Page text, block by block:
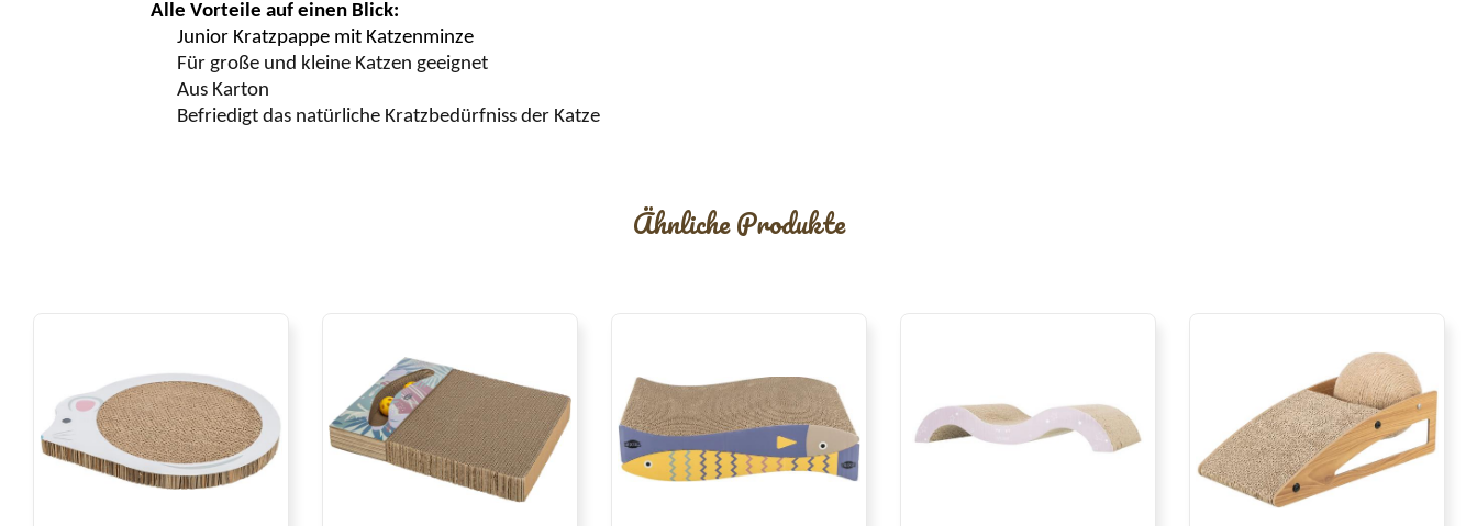
Alle Vorteile auf einen Blick:
Junior Kratzpappe mit Katzenminze
Für große und kleine Katzen geeignet
Aus Karton
Befriedigt das natürliche Kratzbedürfniss der Katze
Ähnliche Produkte